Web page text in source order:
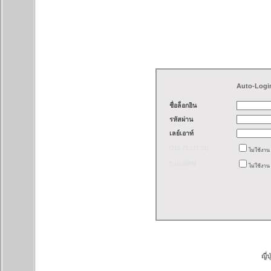
Auto-
ชื่อล็อกอิน
รหัสผ่าน
เลย์เอาท์
ไม่ใช้งา
ไม่ใช้งา
ญี่